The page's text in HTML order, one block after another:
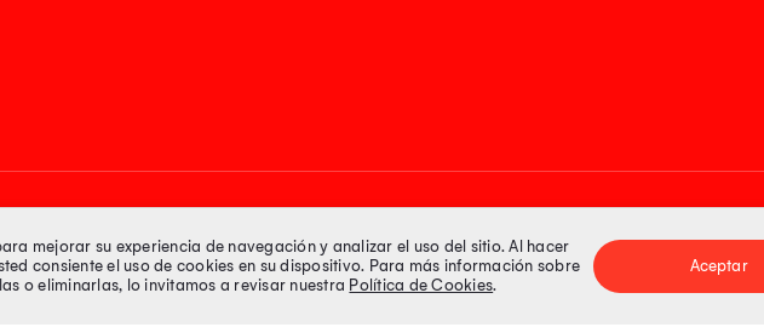
Medios de pago
mejorar su experiencia de navegación y analizar el uso del sitio. Al hacer
consiente el uso de cookies en su dispositivo. Para más información sobre
o eliminarlas, lo invitamos a revisar nuestra Política de Cookies.
Aceptar